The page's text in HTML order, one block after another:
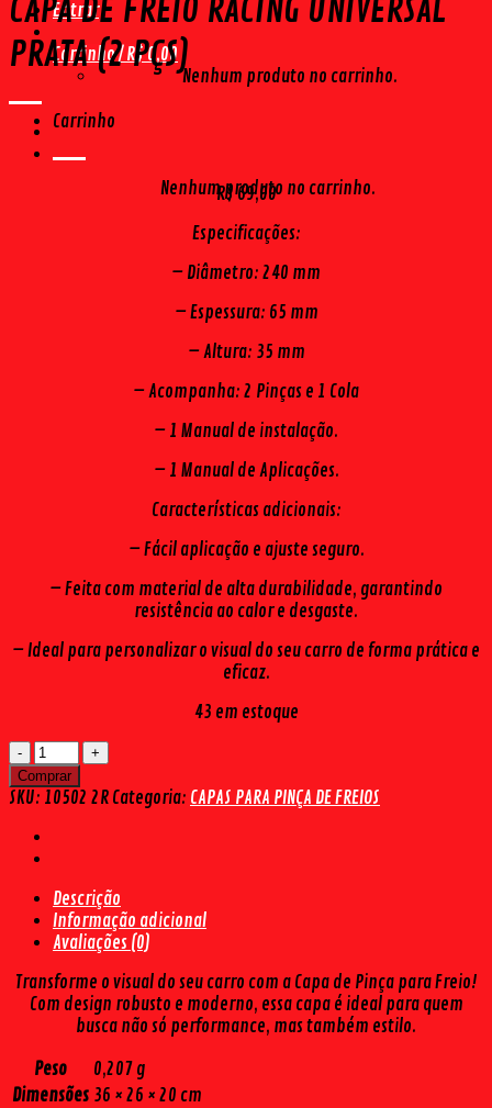
Entrar
Carrinho /R$0,00
Nenhum produto no carrinho.
Carrinho
Nenhum produto no carrinho.
CAPA DE FREIO RACING UNIVERSAL
PRATA (2 PÇS)
R$69,00
Especificações:
– Diâmetro: 240 mm
– Espessura: 65 mm
– Altura: 35 mm
– Acompanha: 2 Pinças e 1 Cola
– 1 Manual de instalação.
– 1 Manual de Aplicações.
Características adicionais:
– Fácil aplicação e ajuste seguro.
– Feita com material de alta durabilidade, garantindo
resistência ao calor e desgaste.
– Ideal para personalizar o visual do seu carro de forma prática e
eficaz.
43 em estoque
CAPA
DE
FREIO
UNIVERSAL
PRATA
PÇS)
quantidade
Comprar
SKU: 10502 2R Categoria: CAPAS PARA PINÇA DE FREIOS
Descrição
Informação adicional
Avaliações (0)
Transforme o visual do seu carro com a Capa de Pinça para Freio!
Com design robusto e moderno, essa capa é ideal para quem
busca não só performance, mas também estilo.
Peso
0,207 g
Dimensões 36 × 26 × 20 cm